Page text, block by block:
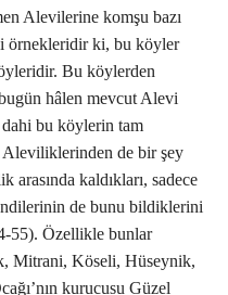
Alevilerine komşu bazı
örnekleridir ki, bu köyler
Bu köylerden
hâlen mevcut Alevi
bu köylerin tam
Aleviliklerinden de bir şey
arasında kaldıkları, sadece
de bunu bildiklerini
55). Özellikle bunlar
Mitrani, Köseli, Hüseynik,
kurucusu Güzel